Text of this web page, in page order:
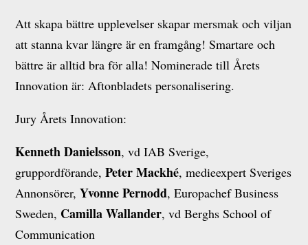
Att skapa bättre upplevelser skapar mersmak och viljan
att stanna kvar längre är en framgång! Smartare och
bättre är alltid bra för alla! Nominerade till Årets
Innovation är: Aftonbladets personalisering.
Jury Årets Innovation:
Kenneth Danielsson, vd IAB Sverige,
gruppordförande,Peter Mackhé, medieexpert Sveriges
Annonsörer,Yvonne Pernodd, Europachef Business
Sweden, Camilla Wallander, vd Berghs School of
Communication